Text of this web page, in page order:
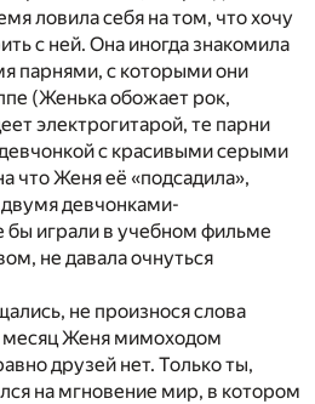
ловила себя на том, что хочу
с ней. Она иногда знакомила
парнями, с которыми они
(Женька обожает рок,
электрогитарой, те парни
с красивыми серыми
что Женя её «подсадила»,
двумя девчонками-
бы играли в учебном фильме
не давала очнуться
не произнося слова
месяц Женя мимоходом
друзей нет. Только ты,
на мгновение мир, в котором